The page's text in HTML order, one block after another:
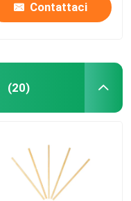
Contattaci
(20)